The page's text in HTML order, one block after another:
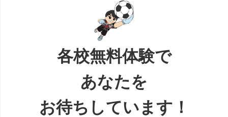
各校無料体験で
あなたを
お待ちしています！